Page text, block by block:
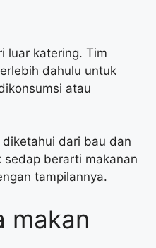
luar katering. Tim
dahulu untuk
atau
dari bau dan
sedap berarti makanan
tampilannya.
makan